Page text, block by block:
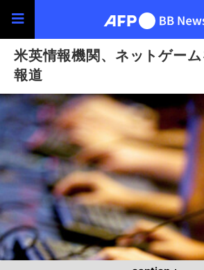
米英情報機関、ネットゲー
報道